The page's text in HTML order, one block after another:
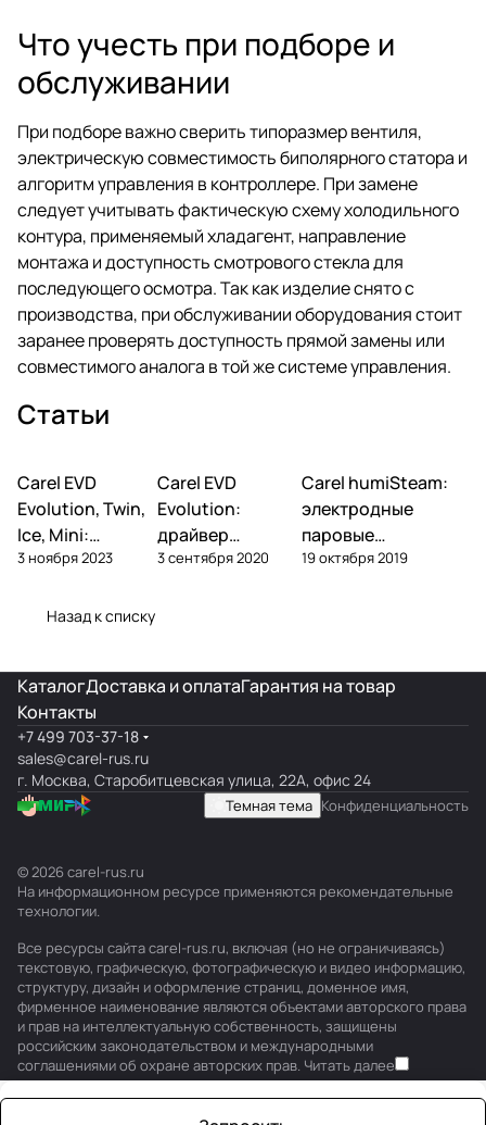
Что учесть при подборе и
обслуживании
При подборе важно сверить типоразмер вентиля,
электрическую совместимость биполярного статора и
алгоритм управления в контроллере. При замене
следует учитывать фактическую схему холодильного
контура, применяемый хладагент, направление
монтажа и доступность смотрового стекла для
последующего осмотра. Так как изделие снято с
производства, при обслуживании оборудования стоит
заранее проверять доступность прямой замены или
совместимого аналога в той же системе управления.
Статьи
Автоматика и
контроллеры
Carel EVD
Evolution, Twin,
Ice, Mini:
расшифровка
алгоритмы
3 ноября 2023
Автоматика и
контроллеры
Carel EVD
Evolution:
драйвер
электронного
3 сентября 2020
Увлажнение
Carel humiSteam:
электродные
паровые
увлажнители —
19 октября 2019
Назад к списку
КаталогДоставка и оплатаГарантия на товар
Контакты
+7 499 703-37-18
sales@carel-rus.ru
г. Москва, Старобитцевская улица, 22А, офис 24
Темная тема Конфиденциальность
© 2026 carel-rus.ru
На информационном ресурсе применяются рекомендательные
технологии.
Все ресурсы сайта carel-rus.ru, включая (но не ограничиваясь)
текстовую, графическую, фотографическую и видео информацию,
структуру, дизайн и оформление страниц, доменное имя,
фирменное наименование являются объектами авторского права
и прав на интеллектуальную собственность, защищены
российским законодательством и международными
соглашениями об охране авторских прав. Читать далее